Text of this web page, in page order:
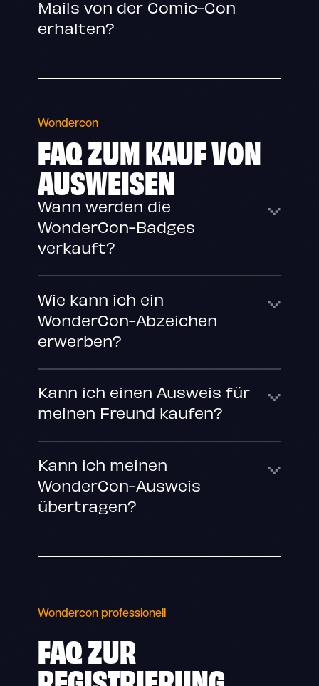
Mails von der Comic-Con
erhalten?
Wondercon
FAQ ZUM KAUF VON
AUSWEISEN
Wann werden die
WonderCon-Badges
verkauft?
Wie kann ich ein
WonderCon-Abzeichen
erwerben?
Kann ich einen Ausweis für
meinen Freund kaufen?
Kann ich meinen
WonderCon-Ausweis
übertragen?
Wondercon professionell
FAQZUR